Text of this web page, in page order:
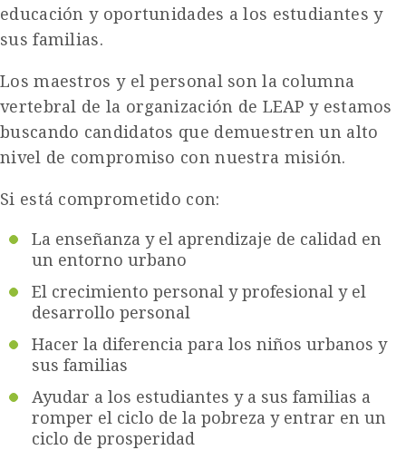
educación y oportunidades a los estudiantes y
sus familias.
Los maestros y el personal son la columna
vertebral de la organización de LEAP y estamos
buscando candidatos que demuestren un alto
nivel de compromiso con nuestra misión.
Si está comprometido con:
La enseñanza y el aprendizaje de calidad en
un entorno urbano
El crecimiento personal y profesional y el
desarrollo personal
Hacer la diferencia para los niños urbanos y
sus familias
Ayudar a los estudiantes y a sus familias a
romper el ciclo de la pobreza y entrar en un
ciclo de prosperidad